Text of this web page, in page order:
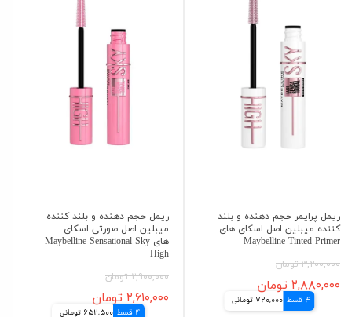
ریمل پرایمر حجم دهنده و بلند
کننده میبلین اصل اسکای های
Maybelline Tinted Primer
۳,۲۰۰,۰۰۰ تومان
۲,۸۸۰,۰۰۰ تومان
4 قسط 720,000 تومانی
ریمل حجم دهنده و بلند کننده
میبلین اصل صورتی اسکای
های Maybelline Sensational Sky
High
۲,۹۰۰,۰۰۰ تومان
۲,۶۱۰,۰۰۰ تومان
4 قسط 652,500 تومانی